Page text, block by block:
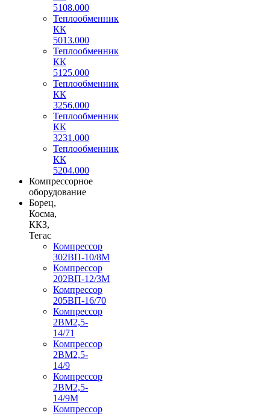
5108.000
Теплообменник
КК
5013.000
Теплообменник
КК
5125.000
Теплообменник
КК
3256.000
Теплообменник
КК
3231.000
Теплообменник
КК
5204.000
Компрессорное
оборудование
Борец,
Косма,
ККЗ,
Тегас
Компрессор
302ВП-10/8М
Компрессор
202ВП-12/3М
Компрессор
205ВП-16/70
Компрессор
2ВМ2,5-
14/71
Компрессор
2ВМ2,5-
14/9
Компрессор
2ВМ2,5-
14/9М
Компрессор